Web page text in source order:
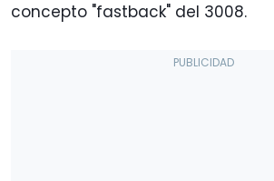
concepto "fastback" del 3008.